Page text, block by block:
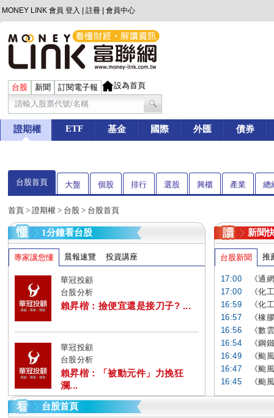
MONEY LINK 會員 登入 註冊 會員中心
台股 新聞 訂閱電子報 設為首頁
證期權 ETF 基金 國際 外匯 債券
台股首頁 大盤 個股 排行 選股 興櫃 產業 總
首頁 > 證期權 > 台股 > 台股首頁
1分鐘看台股
專家讓您懂 晨報速覽 投資講座
華冠投顧
台股分析
賴昇楷：撿便宜還是接刀子? ...
華冠投顧
台股分析
賴昇楷：「被動元件」力挽狂
瀾...
新聞
台股新聞 推
17:00
《通
17:00
《化
16:59
《化
16:57
《橡
16:56
《數
16:54
《鋼
16:49
《颱
16:47
《颱
16:45
《颱
台股首頁